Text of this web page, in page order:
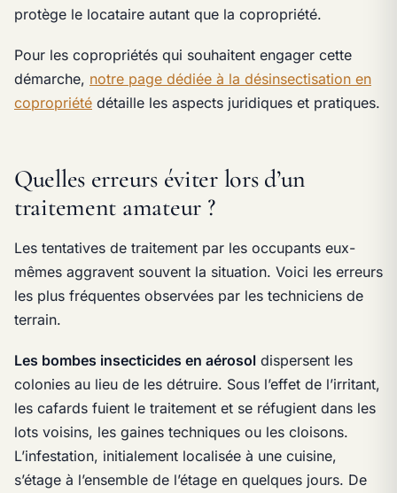
protège le locataire autant que la copropriété.
Pour les copropriétés qui souhaitent engager cette
démarche, notre page dédiée à la désinsectisation en
copropriété détaille les aspects juridiques et pratiques.
Quelles erreurs éviter lors d’un
traitement amateur ?
Les tentatives de traitement par les occupants eux-
mêmes aggravent souvent la situation. Voici les erreurs
les plus fréquentes observées par les techniciens de
terrain.
Les bombes insecticides en aérosol dispersent les
colonies au lieu de les détruire. Sous l’effet de l’irritant,
les cafards fuient le traitement et se réfugient dans les
lots voisins, les gaines techniques ou les cloisons.
L’infestation, initialement localisée à une cuisine,
s’étage à l’ensemble de l’étage en quelques jours. De